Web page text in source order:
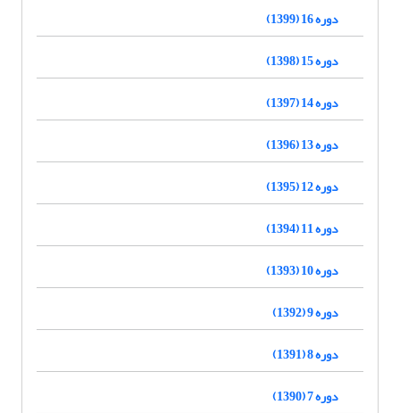
دوره 16 (1399)
دوره 15 (1398)
دوره 14 (1397)
دوره 13 (1396)
دوره 12 (1395)
دوره 11 (1394)
دوره 10 (1393)
دوره 9 (1392)
دوره 8 (1391)
دوره 7 (1390)